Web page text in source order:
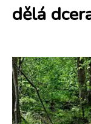
dělá